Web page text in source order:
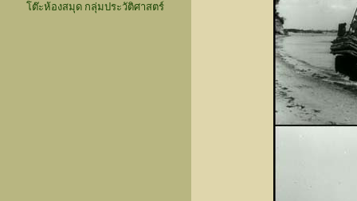
โต๊ะห้องสมุด กลุ่มประวัติศาสตร์